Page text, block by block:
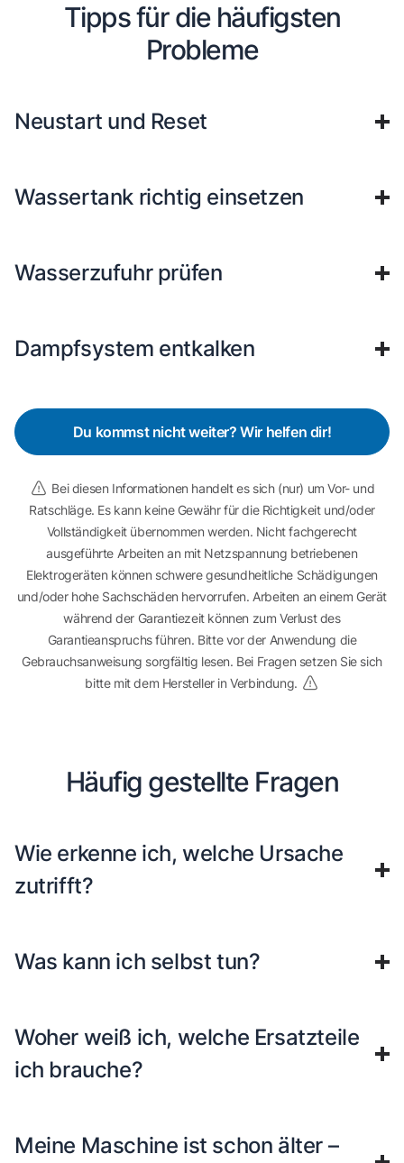
Tipps für die häufigsten
Probleme
Neustart und Reset
Wassertank richtig einsetzen
Wasserzufuhr prüfen
Dampfsystem entkalken
Du kommst nicht weiter? Wir helfen dir!
Bei diesen Informationen handelt es sich (nur) um Vor- und
Ratschläge. Es kann keine Gewähr für die Richtigkeit und/oder
Vollständigkeit übernommen werden. Nicht fachgerecht
ausgeführte Arbeiten an mit Netzspannung betriebenen
Elektrogeräten können schwere gesundheitliche Schädigungen
und/oder hohe Sachschäden hervorrufen. Arbeiten an einem Gerät
während der Garantiezeit können zum Verlust des
Garantieanspruchs führen. Bitte vor der Anwendung die
Gebrauchsanweisung sorgfältig lesen. Bei Fragen setzen Sie sich
bitte mit dem Hersteller in Verbindung.
Häufig gestellte Fragen
Wie erkenne ich, welche Ursache
zutrifft?
Was kann ich selbst tun?
Woher weiß ich, welche Ersatzteile
ich brauche?
Meine Maschine ist schon älter –